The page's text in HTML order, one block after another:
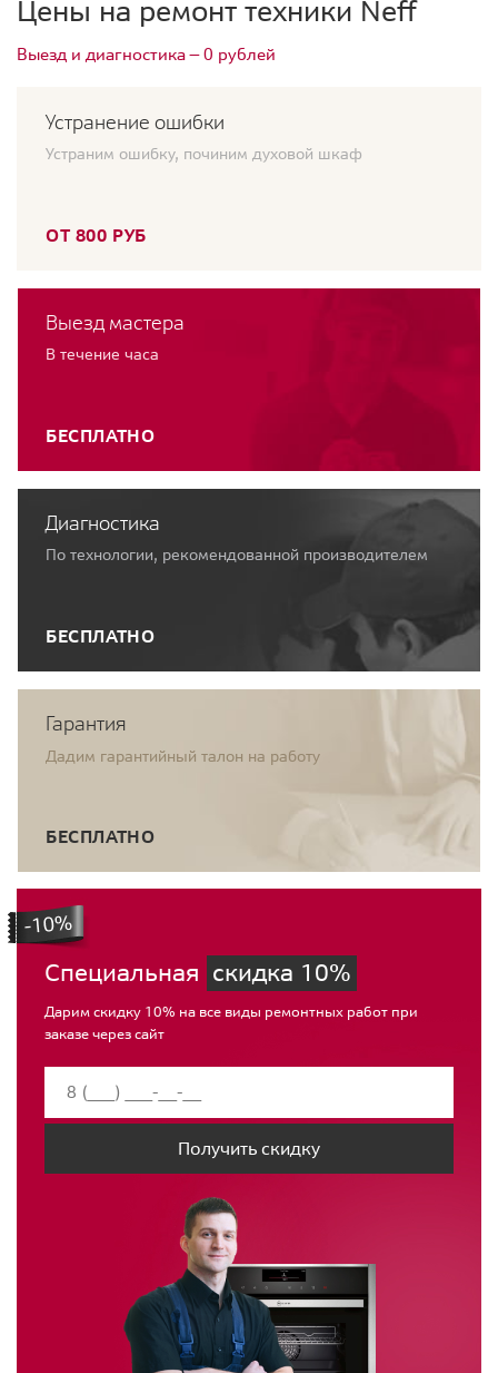
Цены на ремонт техники Neff
Выезд и диагностика — 0 рублей
Устранение ошибки
Устраним ошибку, починим духовой шкаф
ОТ 800 РУБ
Выезд мастера
В течение часа
БЕСПЛАТНО
Диагностика
По технологии, рекомендованной производителем
БЕСПЛАТНО
Гарантия
Дадим гарантийный талон на работу
БЕСПЛАТНО
Специальная скидка 10%
Дарим скидку 10% на все виды ремонтных работ при
заказе через сайт
Получить скидку